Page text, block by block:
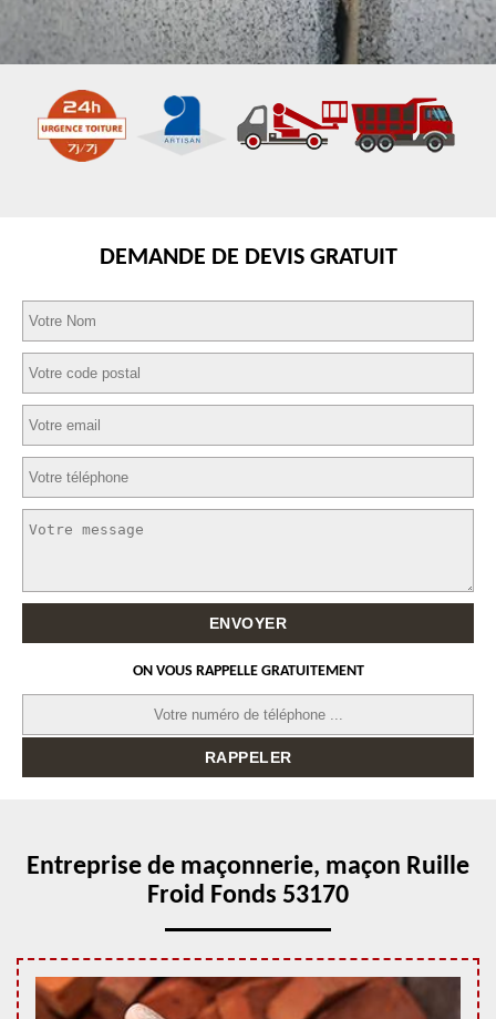
DEMANDE DE DEVIS GRATUIT
ON VOUS RAPPELLE GRATUITEMENT
Entreprise de maçonnerie, maçon Ruille
Froid Fonds 53170